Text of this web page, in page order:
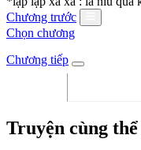
Chương trước
Chọn chương
Chương tiếp
Truyện cùng